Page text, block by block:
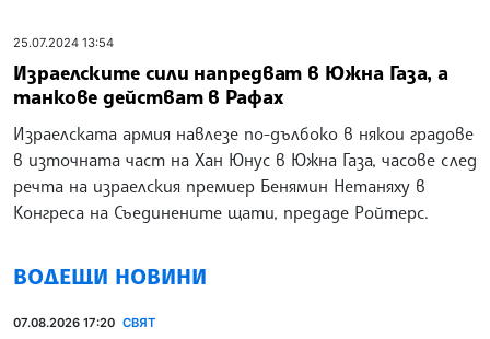
25.07.2024 13:54
Израелските сили напредват в Южна Газа, а
танкове действат в Рафах
Израелската армия навлезе по-дълбоко в някои градове
в източната част на Хан Юнус в Южна Газа, часове след
речта на израелския премиер Бенямин Нетаняху в
Конгреса на Съединените щати, предаде Ройтерс.
ВОДЕЩИ НОВИНИ
07.08.2026 17:20 СВЯТ